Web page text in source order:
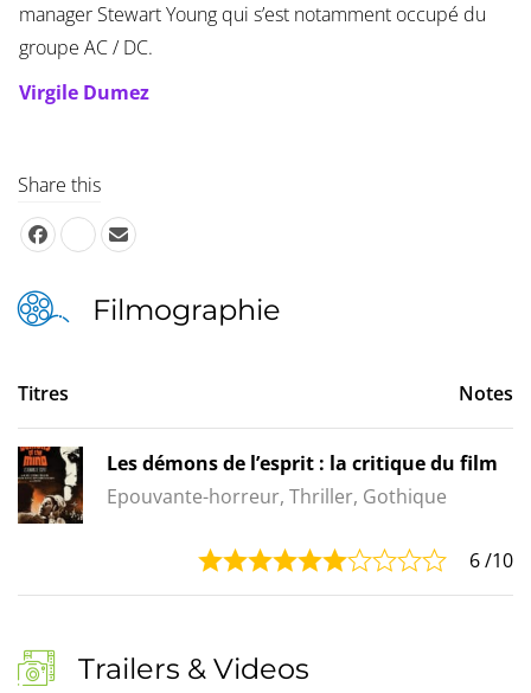
manager Stewart Young qui s’est notamment occupé du
groupe AC / DC.
Virgile Dumez
Share this
Filmographie
Titres Notes
Les démons de l’esprit : la critique du film
Epouvante-horreur, Thriller, Gothique
6/10
Trailers & Videos